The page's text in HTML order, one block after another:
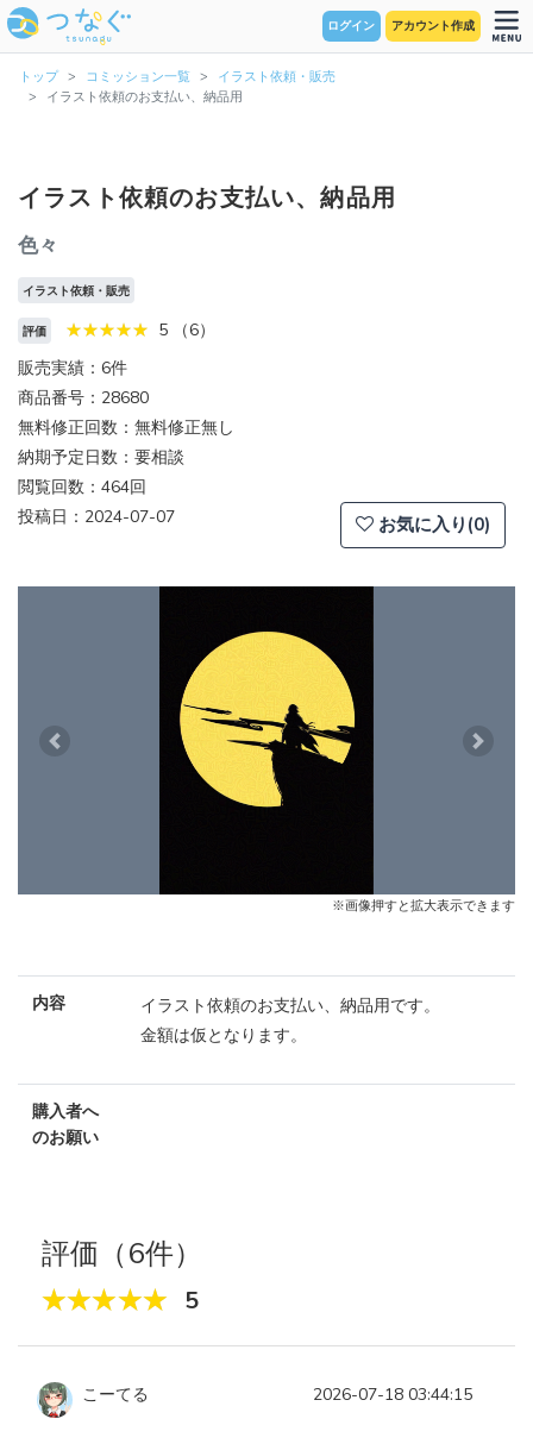
ログイン アカウント作成
トップ コミッション一覧
イラスト依頼・販売
イラスト依頼のお支払い、納品用
イラスト依頼のお支払い、納品用
色々
イラスト依頼・販売
評価
5 （6）
販売実績：6件
商品番号：28680
無料修正回数：無料修正無し
納期予定日数：要相談
閲覧回数：464回
投稿日：2024-07-07
お気に入り(0)
Previous Next
※画像押すと拡大表示できます
内容
イラスト依頼のお支払い、納品用です。
金額は仮となります。
購入者へ
のお願い
評価（6件）
5
こーてる 2026-07-18 03:44:15